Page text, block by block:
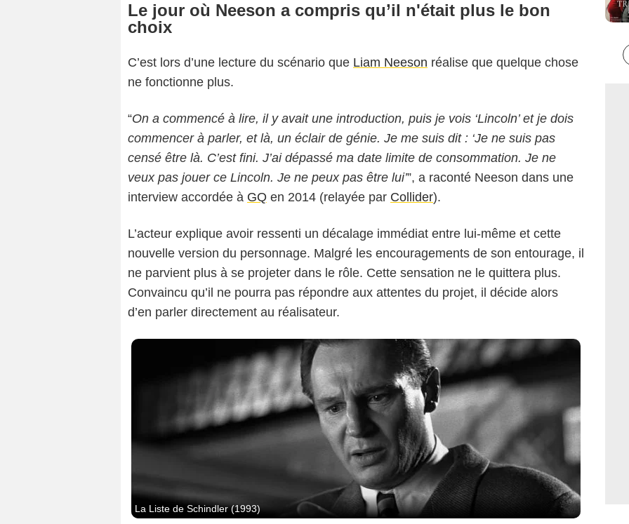
Le jour où Neeson a compris qu’il n'était plus le bon
choix
C’est lors d’une lecture du scénario que Liam Neeson réalise que quelque chose
ne fonctionne plus.
“On a commencé à lire, il y avait une introduction, puis je vois ‘Lincoln’ et je dois
commencer à parler, et là, un éclair de génie. Je me suis dit : ‘Je ne suis pas
censé être là. C’est fini. J’ai dépassé ma date limite de consommation. Je ne
veux pas jouer ce Lincoln. Je ne peux pas être lui’”, a raconté Neeson dans une
interview accordée à GQ en 2014 (relayée par Collider).
L’acteur explique avoir ressenti un décalage immédiat entre lui-même et cette
nouvelle version du personnage. Malgré les encouragements de son entourage, il
ne parvient plus à se projeter dans le rôle. Cette sensation ne le quittera plus.
Convaincu qu’il ne pourra pas répondre aux attentes du projet, il décide alors
d’en parler directement au réalisateur.
La Liste de Schindler (1993)